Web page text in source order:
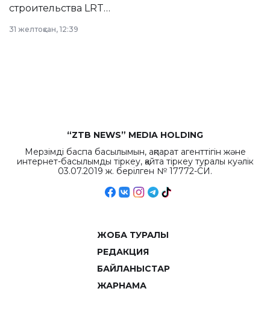
строительства LRT
республиканского
31 желтоқсан, 12:39
“ZTB NEWS” MEDIA HOLDING
Мерзімді баспа басылымын, ақпарат агенттігін және
интернет-басылымды тіркеу, қайта тіркеу туралы куәлік
03.07.2019 ж. берілген № 17772-СИ.
ЖОБА ТУРАЛЫ
РЕДАКЦИЯ
БАЙЛАНЫСТАР
ЖАРНАМА